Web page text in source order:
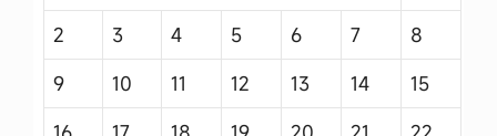
2
3 4 5 6 7
8
9
10 11 12 13 14
15